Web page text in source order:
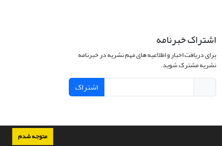
متوجه شدم
اشتراک خبرنامه
برای دریافت اخبار و اطلاعیه های مهم نشریه در خبرنامه
نشریه مشترک شوید.
اشتراک